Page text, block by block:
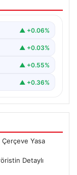
yüzüne
▲ +0.06%
▲ +0.03%
▲ +0.55%
▲ +0.36%
Çerçeve Yasa
Detaylı